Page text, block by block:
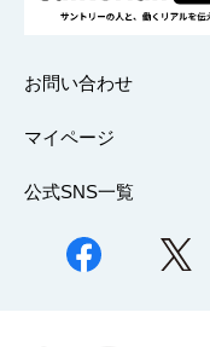
お問い合わせ
マイページ
公式SNS一覧